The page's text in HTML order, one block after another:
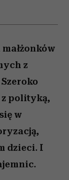
z
polityką,
w
dzieci. I